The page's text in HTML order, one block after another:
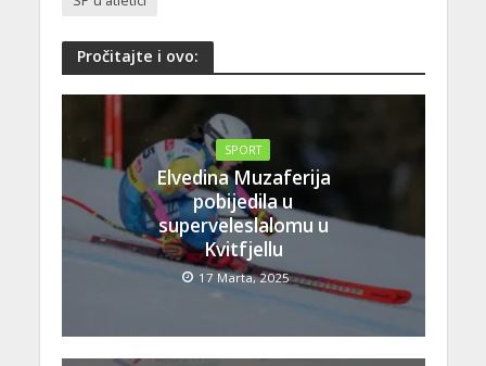
Pročitajte i ovo:
SPORT
Elvedina Muzaferija
pobijedila u
superveleslalomu u
Kvitfjellu
17 Marta, 2025